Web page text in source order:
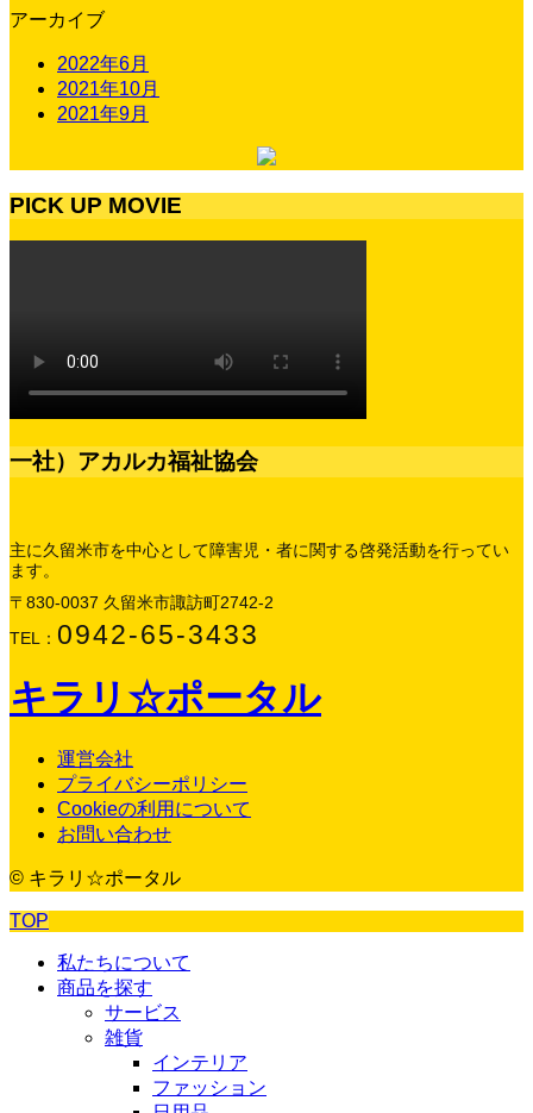
アーカイブ
2022年6月
2021年10月
2021年9月
PICK UP MOVIE
一社）アカルカ福祉協会
主に久留米市を中心として障害児・者に関する啓発活動を行ってい
ます。
〒830-0037 久留米市諏訪町2742-2
TEL： 0942-65-3433
キラリ☆ポータル
運営会社
プライバシーポリシー
Cookieの利用について
お問い合わせ
© キラリ☆ポータル
TOP
私たちについて
商品を探す
サービス
雑貨
インテリア
ファッション